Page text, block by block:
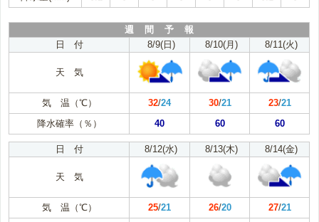
週 間 予 報
日 付
8/9(日) 8/10(月) 8/11(火)
天 気
気 温（℃） 32/24 30/21 23/21
降水確率（％）
40 60 60
日 付 8/12(水) 8/13(木) 8/14(金)
天 気
気 温（℃） 25/21 26/20 27/21